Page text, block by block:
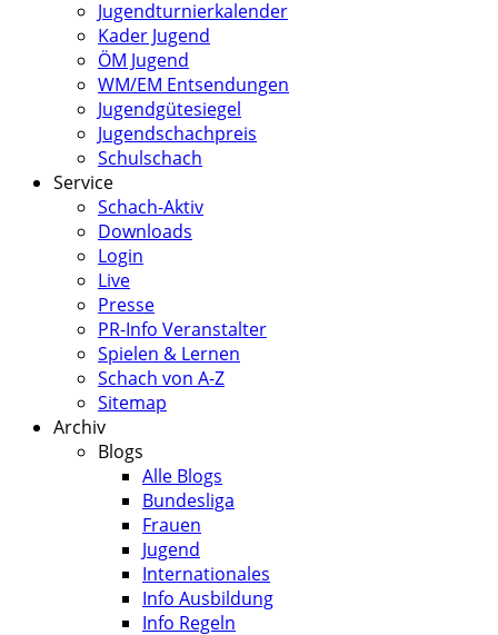
Jugendturnierkalender
Kader Jugend
ÖM Jugend
WM/EM Entsendungen
Jugendgütesiegel
Jugendschachpreis
Schulschach
Service
Schach-Aktiv
Downloads
Login
Live
Presse
PR-Info Veranstalter
Spielen & Lernen
Schach von A-Z
Sitemap
Archiv
Blogs
Alle Blogs
Bundesliga
Frauen
Jugend
Internationales
Info Ausbildung
Info Regeln